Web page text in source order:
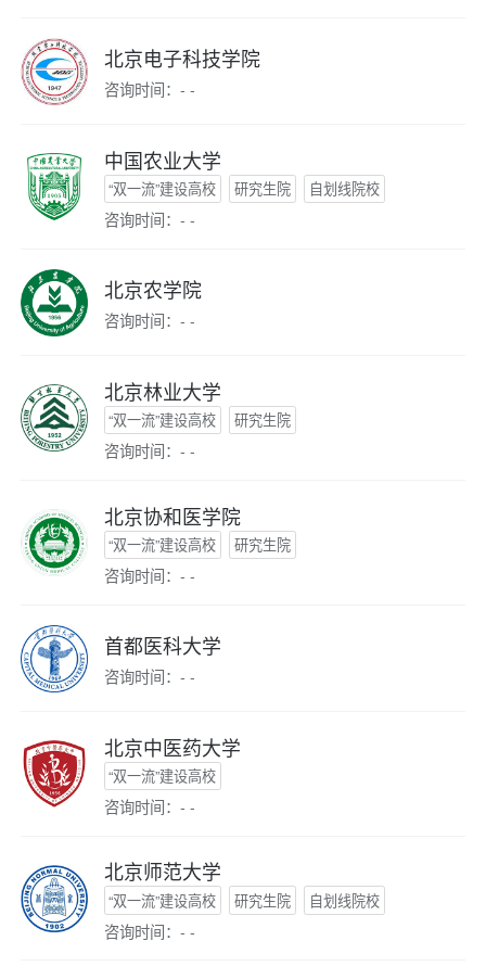
北京电子科技学院
咨询时间：- -
中国农业大学
“双一流”建设高校 研究生院 自划线院校
咨询时间：- -
北京农学院
咨询时间：- -
北京林业大学
“双一流”建设高校 研究生院
咨询时间：- -
北京协和医学院
“双一流”建设高校 研究生院
咨询时间：- -
首都医科大学
咨询时间：- -
北京中医药大学
“双一流”建设高校
咨询时间：- -
北京师范大学
“双一流”建设高校 研究生院 自划线院校
咨询时间：- -